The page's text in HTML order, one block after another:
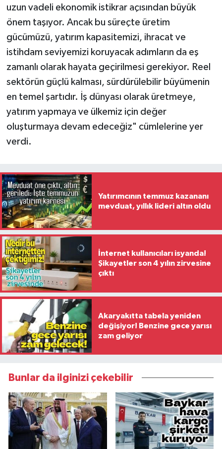
uzun vadeli ekonomik istikrar açısından büyük
önem taşıyor. Ancak bu süreçte üretim
gücümüzü, yatırım kapasitemizi, ihracat ve
istihdam seviyemizi koruyacak adımların da eş
zamanlı olarak hayata geçirilmesi gerekiyor. Reel
sektörün güçlü kalması, sürdürülebilir büyümenin
en temel şartıdır. İş dünyası olarak üretmeye,
yatırım yapmaya ve ülkemiz için değer
oluşturmaya devam edeceğiz" cümlelerine yer
verdi.
Yatırımcının temmuz kazananı
mevduat, yıllık lideri altın oldu
İnternet kullanıcıları isyanda!
Şikayetler son 4 yılın zirvesine
çıktı
Akaryakıtta tabela yeniden
değişiyor! Benzine gece yarısı
zam geliyor
Bunlar da ilginizi çekebilir